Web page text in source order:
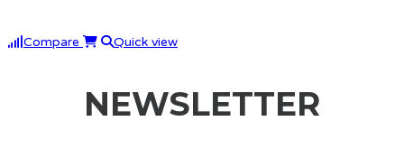
Compare Quick view
NEWSLETTER